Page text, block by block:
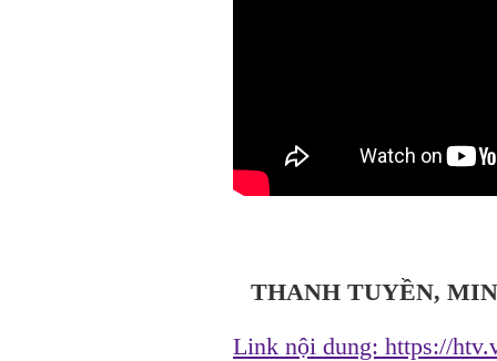
THANH TUYỀN,
Link nội dung: https://